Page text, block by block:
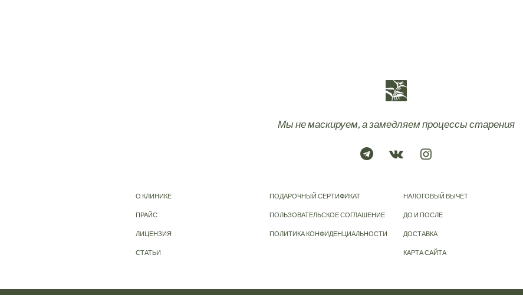
Мы не маскируем, а замедляем процессы старения
О КЛИНИКЕ
ПРАЙС
ЛИЦЕНЗИЯ
СТАТЬИ
ПОДАРОЧНЫЙ СЕРТИФИКАТ
ПОЛЬЗОВАТЕЛЬСКОЕ СОГЛАШЕНИЕ
ПОЛИТИКА КОНФИДЕНЦИАЛЬНОСТИ
НАЛОГОВЫЙ ВЫЧЕТ
ДО И ПОСЛЕ
ДОСТАВКА
КАРТА САЙТА